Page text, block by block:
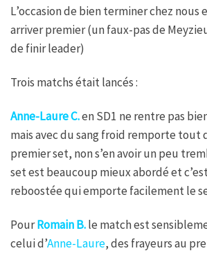
L’occasion de bien terminer chez nous
arriver premier (un faux-pas de
de finir leader)
Trois matchs était lancés :
Anne-Laure C.en SD1 ne rentre pas
mais avec du sang froid remporte tout
premier set, non s’en avoir un peu
set est beaucoup mieux abordé et
reboostée qui emporte facilement le
PourRomain B.le match est
celui d’Anne-Laure, des frayeurs au